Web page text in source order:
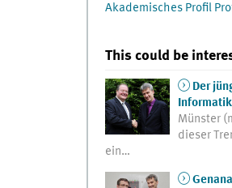
Akademisches Profil
This could be
Der
Münster
dieser
ein…